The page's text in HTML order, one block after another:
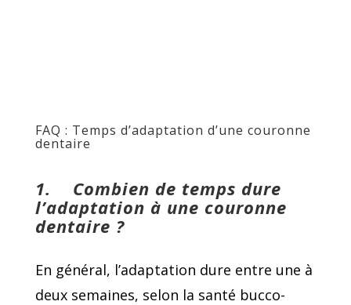
FAQ : Temps d’adaptation d’une couronne
dentaire
1. Combien de temps dure
l’adaptation à une couronne
dentaire ?
En général, l’adaptation dure entre une à
deux semaines, selon la santé bucco-